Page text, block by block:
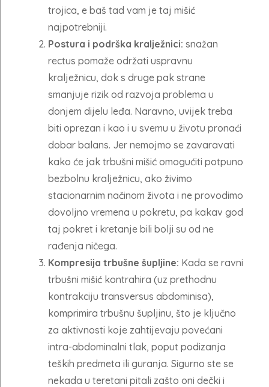
trojica, e baš tad vam je taj mišić
najpotrebniji.
Postura i podrška kralježnici: snažan
rectus pomaže održati uspravnu
kralježnicu, dok s druge pak strane
smanjuje rizik od razvoja problema u
donjem dijelu leđa. Naravno, uvijek treba
biti oprezan i kao i u svemu u životu pronaći
dobar balans. Jer nemojmo se zavaravati
kako će jak trbušni mišić omogućiti potpuno
bezbolnu kralježnicu, ako živimo
stacionarnim načinom života i ne provodimo
dovoljno vremena u pokretu, pa kakav god
taj pokret i kretanje bili bolji su od ne
rađenja ničega.
Kompresija trbušne šupljine: Kada se ravni
trbušni mišić kontrahira (uz prethodnu
kontrakciju transversus abdominisa),
komprimira trbušnu šupljinu, što je ključno
za aktivnosti koje zahtijevaju povećani
intra-abdominalni tlak, poput podizanja
teških predmeta ili guranja. Sigurno ste se
nekada u teretani pitali zašto oni dečki i